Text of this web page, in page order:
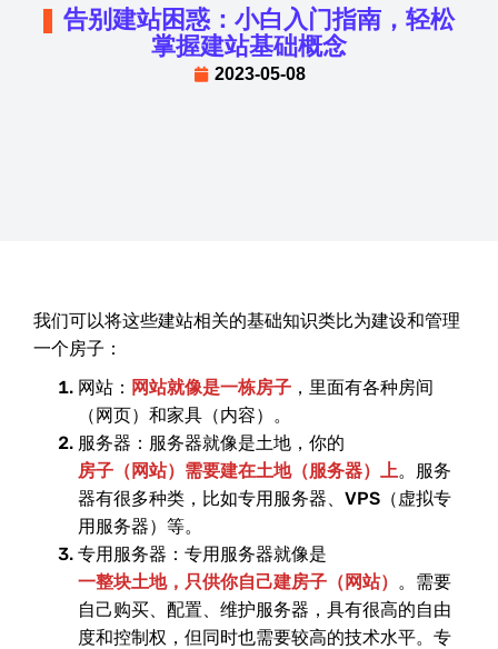
告别建站困惑：小白入门指南，轻松
掌握建站基础概念
2023-05-08
我们可以将这些建站相关的基础知识类比为建设和管理
一个房子：
网站： 网站就像是一栋房子 ，里面有各种房间
（网页）和家具（内容）。
服务器：服务器就像是土地，你的
房子（网站）需要建在土地（服务器）上。服务
器有很多种类，比如专用服务器、VPS（虚拟专
用服务器）等。
专用服务器：专用服务器就像是
一整块土地，只供你自己建房子（网站） 。需要
自己购买、配置、维护服务器，具有很高的自由
度和控制权，但同时也需要较高的技术水平。专